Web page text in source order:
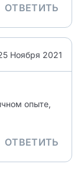
ОТВЕТИТЬ
Ноября 2021
опыте,
ОТВЕТИТЬ